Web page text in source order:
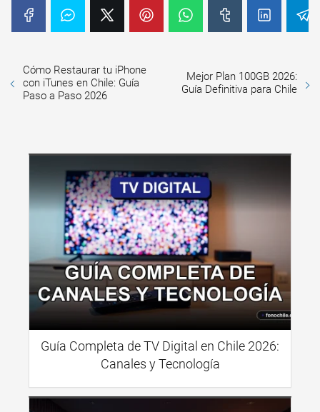
Cómo Restaurar tu iPhone
con iTunes en Chile: Guía
Paso a Paso 2026
Mejor Plan 100GB 2026:
Guía Definitiva para Chile
Guía Completa de TV Digital en Chile 2026:
Canales y Tecnología